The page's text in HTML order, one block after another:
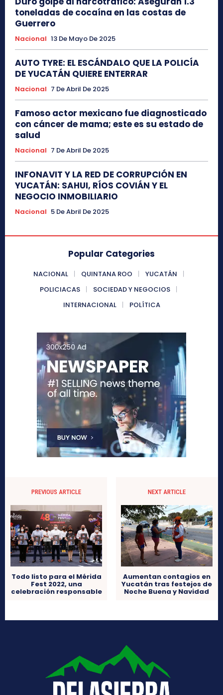
toneladas de cocaína en las costas de
Guerrero
Nacional 13 De Mayo De 2025
AUTO TYRE: EL ESCÁNDALO QUE LA POLICÍA
DE YUCATÁN QUIERE ENTERRAR
Nacional 7 De Abril De 2025
Famoso actor mexicano fue diagnosticado
con cáncer de mama; este es su estado de
salud
Nacional 7 De Abril De 2025
INFONAVIT Y LA RED DE CORRUPCIÓN EN
YUCATÁN: SAHUI, RÍOS COVIÁN Y EL
NEGOCIO INMOBILIARIO
Nacional 5 De Abril De 2025
Popular Categories
NACIONAL QUINTANA ROO
YUCATÁN
POLICIACAS
SOCIEDAD Y NEGOCIOS
INTERNACIONAL
POLÍTICA
PREVIOUS ARTICLE
Todo listo para el Mérida
Fest 2022, una
celebración responsable
NEXT ARTICLE
Aumentan contagios en
Yucatán tras festejos de
Noche Buena y Navidad